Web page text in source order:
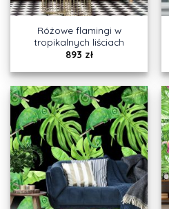
Różowe flamingi w
tropikalnych liściach
893 zł